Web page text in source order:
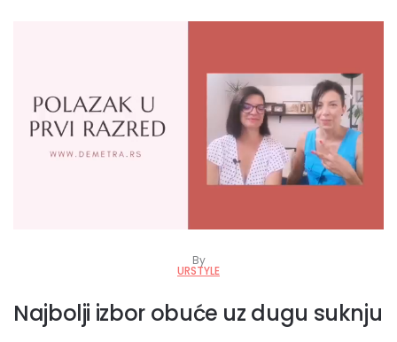
By
URSTYLE
Najbolji izbor obuće uz dugu suknju